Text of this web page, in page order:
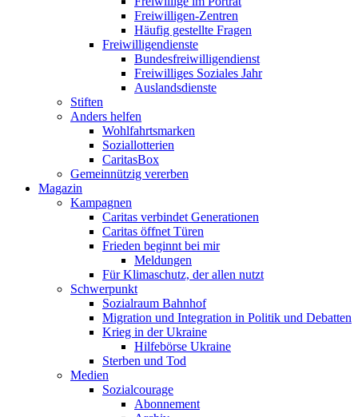
Freiwilligen-Zentren
Häufig gestellte Fragen
Freiwilligendienste
Bundesfreiwilligendienst
Freiwilliges Soziales Jahr
Auslandsdienste
Stiften
Anders helfen
Wohlfahrtsmarken
Soziallotterien
CaritasBox
Gemeinnützig vererben
Magazin
Kampagnen
Caritas verbindet Generationen
Caritas öffnet Türen
Frieden beginnt bei mir
Meldungen
Für Klimaschutz, der allen nutzt
Schwerpunkt
Sozialraum Bahnhof
Migration und Integration in Politik und Debatten
Krieg in der Ukraine
Hilfebörse Ukraine
Sterben und Tod
Medien
Sozialcourage
Abonnement